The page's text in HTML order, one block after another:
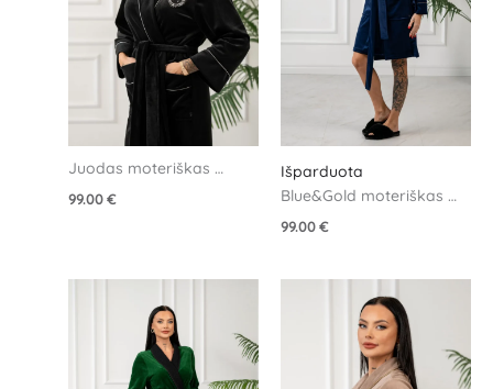
Juodas moteriškas
99.00€
Išparduota
Blue&Gold moteriškas
99.00€